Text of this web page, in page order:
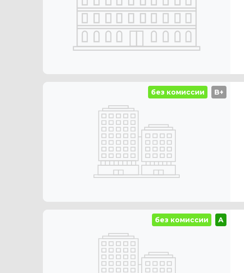
без комиссии B+
без комиссии A